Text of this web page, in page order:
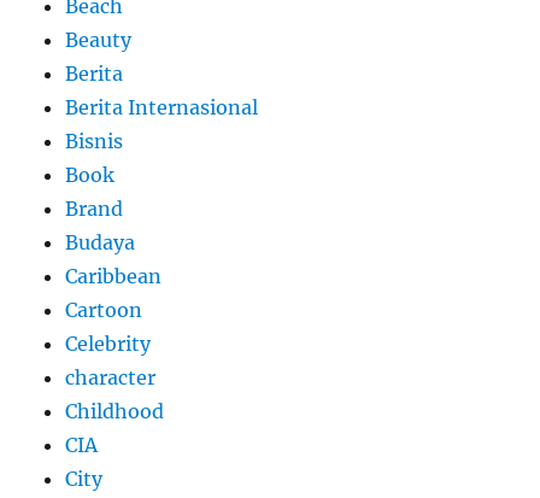
Beach
Beauty
Berita
Berita Internasional
Bisnis
Book
Brand
Budaya
Caribbean
Cartoon
Celebrity
character
Childhood
CIA
City